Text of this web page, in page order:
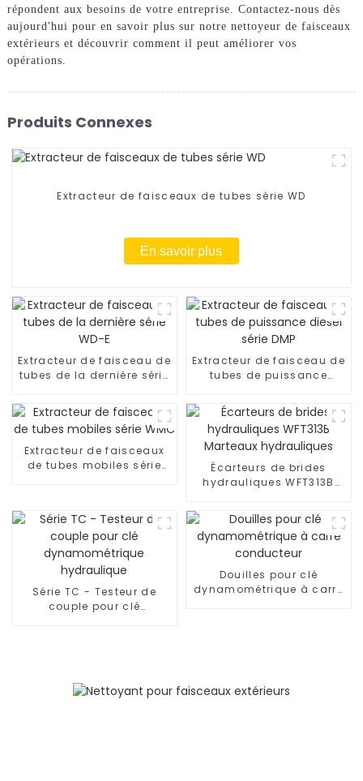
répondent aux besoins de votre entreprise. Contactez-nous dès
aujourd'hui pour en savoir plus sur notre nettoyeur de faisceaux
extérieurs et découvrir comment il peut améliorer vos
opérations.
Produits Connexes
Extracteur de faisceaux de tubes série WD
En savoir plus
Extracteur de faisceau de
tubes de la dernière série
Extracteur de faisceau de
tubes de puissance
Extracteur de faisceaux
de tubes mobiles série
Écarteurs de brides
hydrauliques WFT313B
Série TC - Testeur de
couple pour clé
Douilles pour clé
dynamométrique à carré